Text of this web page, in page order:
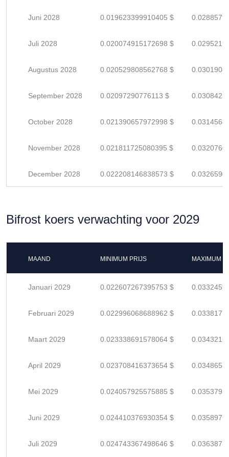
Juni 2028 0.019623399910405 $
Juli 2028 0.020074915172698 $
Augustus 2028 0.020529808562768 $
September 2028 0.02097290776113 $
October 2028 0.021390657972998 $
November 2028 0.021811725080395 $
December 2028 0.022208146838573 $
Bifrost koers verwachting voor 2029
MAAND MINIMUM PRIJS MAXIMUM
Januari 2029 0.022607267395753 $
Februari 2029 0.022996068688962 $
Maart 2029 0.023338691578064 $
April 2029 0.023708416373654 $
Mei 2029 0.024057925575885 $
Juni 2029 0.024410376930354 $
Juli 2029 0.024743367498646 $